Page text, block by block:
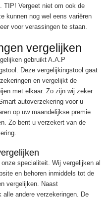
TIP! Vergeet niet om ook de
kunnen nog wel eens variëren
voor verassingen te staan.
vergelijken
gebruikt A.A.P
Deze vergelijkingstool gaat
en vergelijkt de
met elkaar. Zo zijn wij zeker
autoverzekering voor u
op uw maandelijkse premie
Zo bent u verzekert van de
specialiteit. Wij vergelijken al
en behoren inmiddels tot de
vergelijken. Naast
andere verzekeringen. De